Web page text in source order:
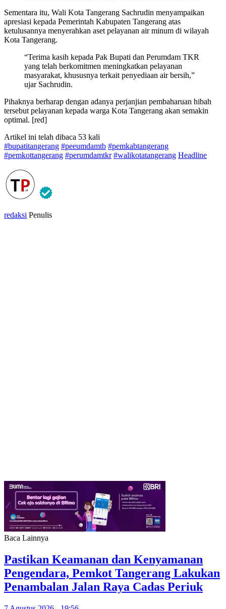
Sementara itu, Wali Kota Tangerang Sachrudin menyampaikan
apresiasi kepada Pemerintah Kabupaten Tangerang atas
ketulusannya menyerahkan aset pelayanan air minum di wilayah
Kota Tangerang.
“Terima kasih kepada Pak Bupati dan Perumdam TKR
yang telah berkomitmen meningkatkan pelayanan
masyarakat, khususnya terkait penyediaan air bersih,”
ujar Sachrudin.
Pihaknya berharap dengan adanya perjanjian pembaharuan hibah
tersebut pelayanan kepada warga Kota Tangerang akan semakin
optimal. [red]
Artikel ini telah dibaca 53 kali
#bupatitangerang #peeumdamtb #pemkabtangerang
#pemkottangerang #perumdamtkr #walikotatangerang Headline
redaksi Penulis
Baca Lainnya
Pastikan Keamanan dan Kenyamanan
Pengendara, Pemkot Tangerang Lakukan
Penambalan Jalan Raya Cadas Periuk